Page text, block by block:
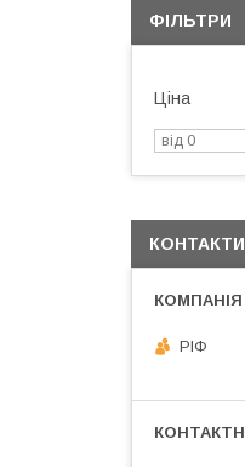
ФІЛЬТРИ
Ціна
КОНТАКТИ
РІФ